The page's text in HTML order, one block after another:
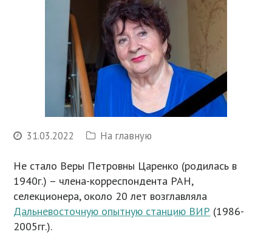
31.03.2022 На главную
Не стало Веры Петровны Царенко (родилась в
1940г.) – члена-корреспондента РАН,
селекционера, около 20 лет возглавляла
Дальневосточную опытную станцию ВИР (1986-
2005гг.).